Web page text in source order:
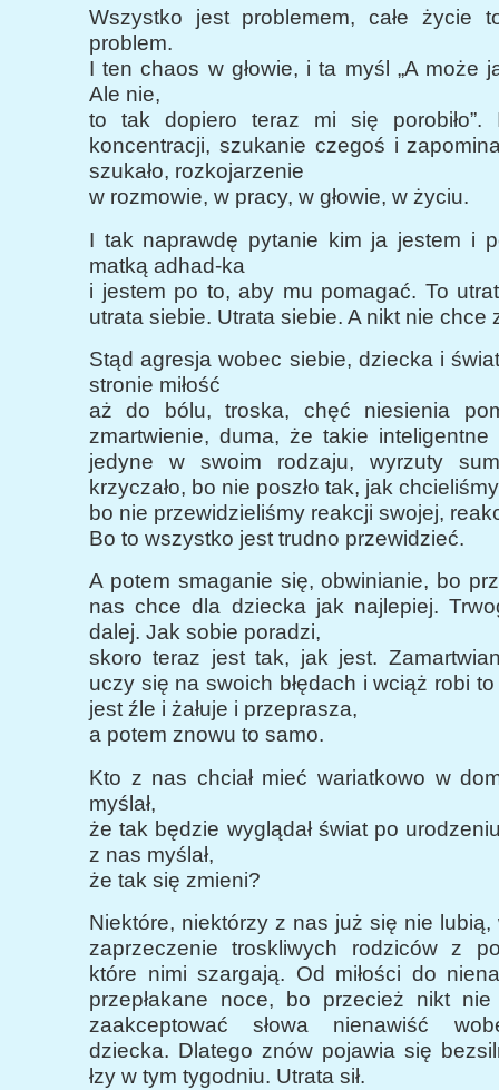
Wszystko jest problemem, całe życie
problem.
I ten chaos w głowie, i ta myśl „A może
Ale nie,
to tak dopiero teraz mi się porobiło”.
koncentracji, szukanie czegoś i
szukało, rozkojarzenie
w rozmowie, w pracy, w głowie, w życiu.
I tak naprawdę pytanie kim ja jestem i
matką adhad-ka
i jestem po to, aby mu pomagać. To
utrata siebie. Utrata siebie. A nikt nie chce
Stąd agresja wobec siebie, dziecka i
stronie miłość
aż do bólu, troska, chęć niesienia
zmartwienie, duma, że takie
jedyne w swoim rodzaju, wyrzuty
krzyczało, bo nie poszło tak, jak
bo nie przewidzieliśmy reakcji swojej,
Bo to wszystko jest trudno przewidzieć.
A potem smaganie się, obwinianie, bo
nas chce dla dziecka jak najlepiej.
dalej. Jak sobie poradzi,
skoro teraz jest tak, jak jest.
uczy się na swoich błędach i wciąż robi
jest źle i żałuje i przeprasza,
a potem znowu to samo.
Kto z nas chciał mieć wariatkowo w
myślał,
że tak będzie wyglądał świat po
z nas myślał,
że tak się zmieni?
Niektóre, niektórzy z nas już się nie
zaprzeczenie troskliwych rodziców z
które nimi szargają. Od miłości do
przepłakane noce, bo przecież nikt
zaakceptować słowa nienawiść
dziecka. Dlatego znów pojawia się
łzy w tym tygodniu. Utrata sił.